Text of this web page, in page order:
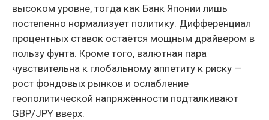
высоком уровне, тогда как Банк Японии лишь
постепенно нормализует политику. Дифференциал
процентных ставок остаётся мощным драйвером в
пользу фунта. Кроме того, валютная пара
чувствительна к глобальному аппетиту к риску —
рост фондовых рынков и ослабление
геополитической напряжённости подталкивают
GBP/JPY вверх.